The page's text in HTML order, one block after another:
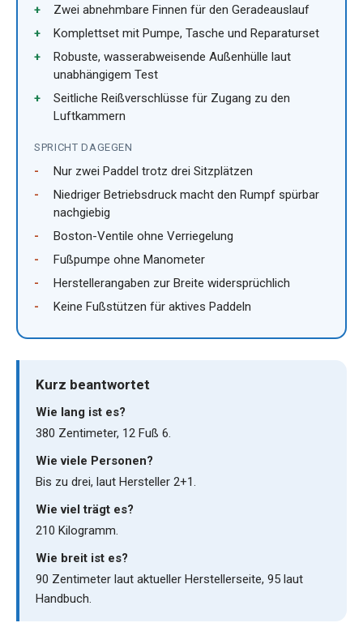
Zwei abnehmbare Finnen für den Geradeauslauf
Komplettset mit Pumpe, Tasche und Reparaturset
Robuste, wasserabweisende Außenhülle laut
unabhängigem Test
Seitliche Reißverschlüsse für Zugang zu den
Luftkammern
SPRICHT DAGEGEN
Nur zwei Paddel trotz drei Sitzplätzen
Niedriger Betriebsdruck macht den Rumpf spürbar
nachgiebig
Boston-Ventile ohne Verriegelung
Fußpumpe ohne Manometer
Herstellerangaben zur Breite widersprüchlich
Keine Fußstützen für aktives Paddeln
Kurz beantwortet
Wie lang ist es?
380 Zentimeter, 12 Fuß 6.
Wie viele Personen?
Bis zu drei, laut Hersteller 2+1.
Wie viel trägt es?
210 Kilogramm.
Wie breit ist es?
90 Zentimeter laut aktueller Herstellerseite, 95 laut
Handbuch.